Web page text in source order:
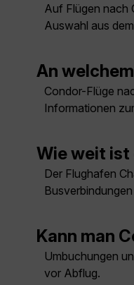
Auf Flügen nach
Auswahl aus
An
Condor-Flüge
Informationen
Wie weit ist
Der Flughafen
Kann man
Umbuchungen
vor Abflug.